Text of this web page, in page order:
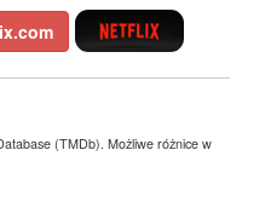
(TMDb). Możliwe różnice w